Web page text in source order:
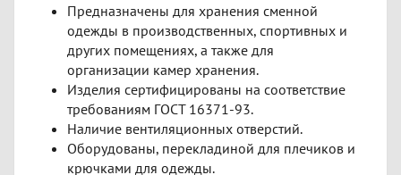
Предназначены для хранения сменной
одежды в производственных, спортивных и
других помещениях, а также для
организации камер хранения.
Изделия сертифицированы на соответствие
требованиям ГОСТ 16371-93.
Наличие вентиляционных отверстий.
Оборудованы, перекладиной для плечиков и
крючками для одежды.